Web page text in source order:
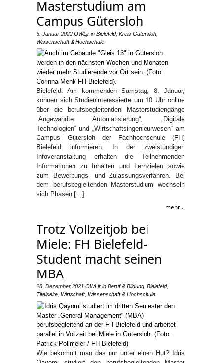
Masterstudium am
Campus Gütersloh
5. Januar 2022 OWLjr in Bielefeld, Kreis Gütersloh
Wissenschaft & Hochschule
Bielefeld. Am kommenden Samstag, 8. Januar,
können sich Studieninteressierte um 10 Uhr online
über die berufsbegleitenden Masterstudiengänge
„Angewandte Automatisierung“, „Digitale
Technologien“ und „Wirtschaftsingenieurwesen“ am
Campus Gütersloh der Fachhochschule (FH)
Bielefeld informieren. In der zweistündigen
Infoveranstaltung erhalten die Teilnehmenden
Informationen zu Inhalten und Lernzielen sowie
zum Bewerbungs- und Zulassungsverfahren. Bei
dem berufsbegleitenden Masterstudium wechseln
sich Phasen […]
mehr...
Trotz Vollzeitjob bei
Miele: FH Bielefeld-
Student macht seinen
MBA
28. Dezember 2021 OWLjr in Beruf & Bildung Bielefeld,
Titelseite Wirtschaft, Wissenschaft & Hochschule
Wie bekommt man das nur unter einen Hut? Idris